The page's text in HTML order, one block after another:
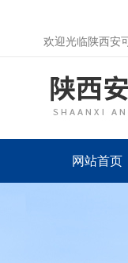
欢迎光临陕西安
网站首页